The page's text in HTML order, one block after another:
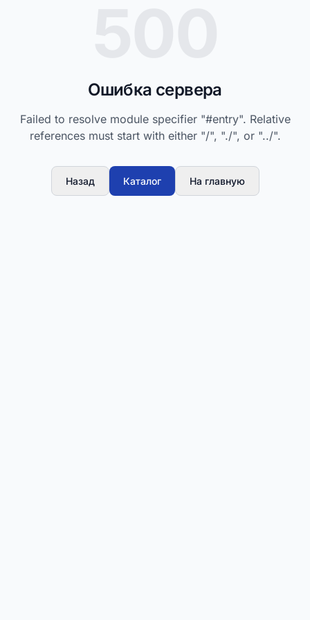
Ошибка сервера
Failed to resolve module specifier "#entry". Relative
references must start with either "/", "./", or "../".
Назад Каталог На главную